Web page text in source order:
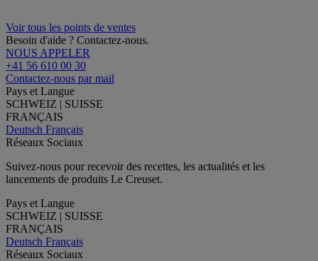
Voir tous les points de ventes
Besoin d'aide ? Contactez-nous.
NOUS APPELER
+41 56 610 00 30
Contactez-nous par mail
Pays et Langue
SCHWEIZ | SUISSE
FRANÇAIS
Deutsch Français
Réseaux Sociaux
Suivez-nous pour recevoir des recettes, les actualités et les
lancements de produits Le Creuset.
Pays et Langue
SCHWEIZ | SUISSE
FRANÇAIS
Deutsch Français
Réseaux Sociaux